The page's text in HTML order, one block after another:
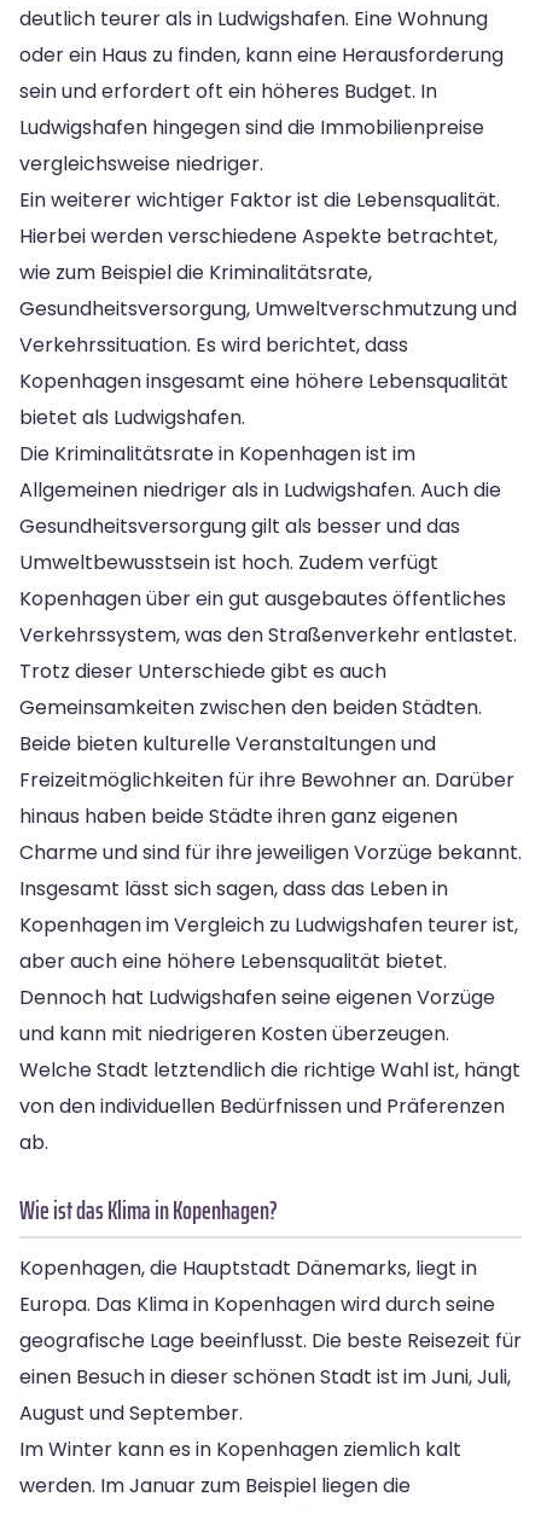
deutlich teurer als in Ludwigshafen. Eine Wohnung
oder ein Haus zu finden, kann eine Herausforderung
sein und erfordert oft ein höheres Budget. In
Ludwigshafen hingegen sind die Immobilienpreise
vergleichsweise niedriger.
Ein weiterer wichtiger Faktor ist die Lebensqualität.
Hierbei werden verschiedene Aspekte betrachtet,
wie zum Beispiel die Kriminalitätsrate,
Gesundheitsversorgung, Umweltverschmutzung und
Verkehrssituation. Es wird berichtet, dass
Kopenhagen insgesamt eine höhere Lebensqualität
bietet als Ludwigshafen.
Die Kriminalitätsrate in Kopenhagen ist im
Allgemeinen niedriger als in Ludwigshafen. Auch die
Gesundheitsversorgung gilt als besser und das
Umweltbewusstsein ist hoch. Zudem verfügt
Kopenhagen über ein gut ausgebautes öffentliches
Verkehrssystem, was den Straßenverkehr entlastet.
Trotz dieser Unterschiede gibt es auch
Gemeinsamkeiten zwischen den beiden Städten.
Beide bieten kulturelle Veranstaltungen und
Freizeitmöglichkeiten für ihre Bewohner an. Darüber
hinaus haben beide Städte ihren ganz eigenen
Charme und sind für ihre jeweiligen Vorzüge bekannt.
Insgesamt lässt sich sagen, dass das Leben in
Kopenhagen im Vergleich zu Ludwigshafen teurer ist,
aber auch eine höhere Lebensqualität bietet.
Dennoch hat Ludwigshafen seine eigenen Vorzüge
und kann mit niedrigeren Kosten überzeugen.
Welche Stadt letztendlich die richtige Wahl ist, hängt
von den individuellen Bedürfnissen und Präferenzen
ab.
Wie ist das Klima in Kopenhagen?
Kopenhagen, die Hauptstadt Dänemarks, liegt in
Europa. Das Klima in Kopenhagen wird durch seine
geografische Lage beeinflusst. Die beste Reisezeit für
einen Besuch in dieser schönen Stadt ist im Juni, Juli,
August und September.
Im Winter kann es in Kopenhagen ziemlich kalt
werden. Im Januar zum Beispiel liegen die